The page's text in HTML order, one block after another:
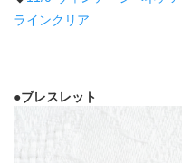
ラインクリア
●ブレスレット